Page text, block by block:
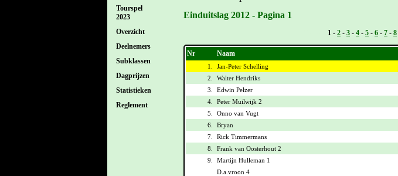
Tourspel
2023
Overzicht
Deelnemers
Subklassen
Dagprijzen
Statistieken
Reglement
Einduitslag 2012 - Pagina 1
1 - 2 - 3 - 4 - 5 - 6 - 7 - 8
Nr Naam
1. Jan-Peter Schelling
2.
Walter Hendriks
3.
Edwin Pelzer
4.
Peter Muilwijk 2
5.
Onno van Vugt
6.
Bryan
7.
Rick Timmermans
8.
Frank van Oosterhout 2
9.
Martijn Hulleman 1
D.a.vroon 4